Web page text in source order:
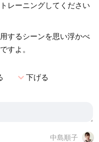
レーニングしてください
するシーンを思い浮かべ
すよ。
expand_more下げる
中島順子